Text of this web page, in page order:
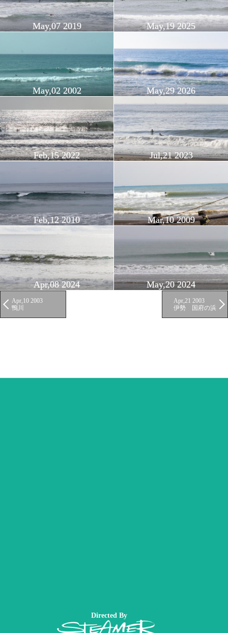
May,07 2019 May,19 2025
May,02 2002 May,29 2026
Feb,15 2022 Jul,21 2023
Feb,12 2010 Mar,10 2009
Apr,08 2024 May,20 2024
Apr,10 2003
鴨川
Apr,21 2003
伊勢 国府の浜
Directed By